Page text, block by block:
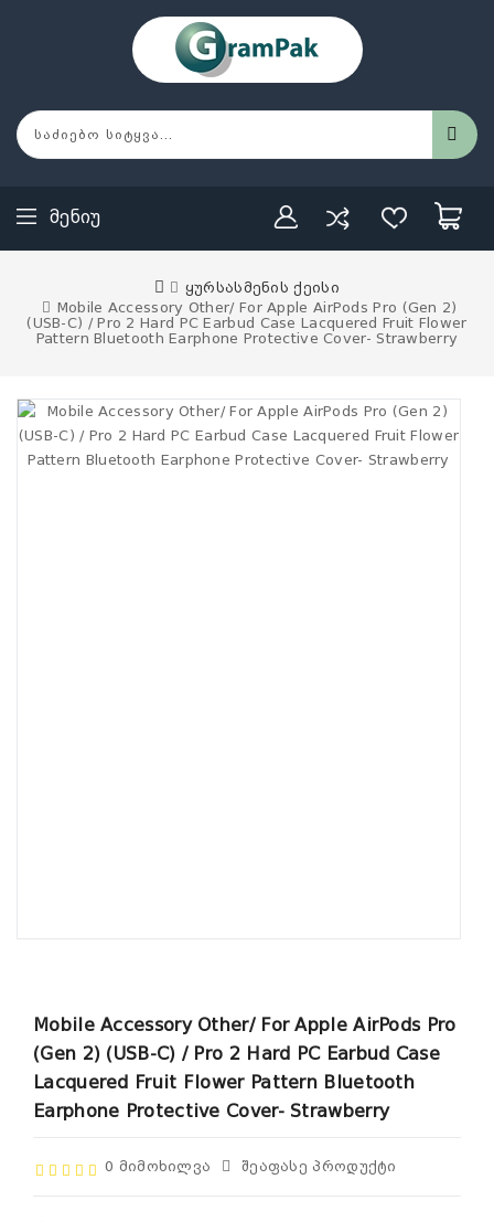
Მენიუ
ყურსასმენის ქეისი
Mobile Accessory Other/ For Apple AirPods Pro (Gen 2)
(USB-C) / Pro 2 Hard PC Earbud Case Lacquered Fruit Flower
Pattern Bluetooth Earphone Protective Cover- Strawberry
Mobile Accessory Other/ For Apple AirPods Pro
(Gen 2) (USB-C) / Pro 2 Hard PC Earbud Case
Lacquered Fruit Flower Pattern Bluetooth
Earphone Protective Cover- Strawberry
0 Მიმოხილვა Შეაფასე Პროდუქტი